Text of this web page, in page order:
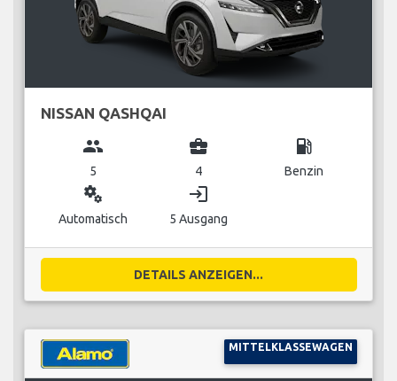
NISSAN QASHQAI
group
5
business_center
4
local_gas_station
Benzin
miscellaneous_services
Automatisch
login
5 Ausgang
DETAILS ANZEIGEN...
MITTELKLASSEWAGEN